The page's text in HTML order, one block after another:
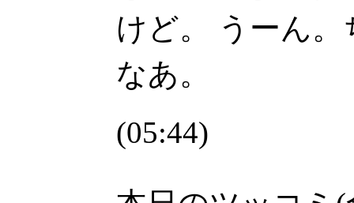
けど。 うーん
なあ。
(05:44)